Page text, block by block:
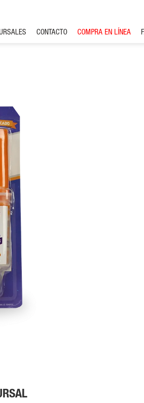
CONTACTO COMPRA EN LÍNEA